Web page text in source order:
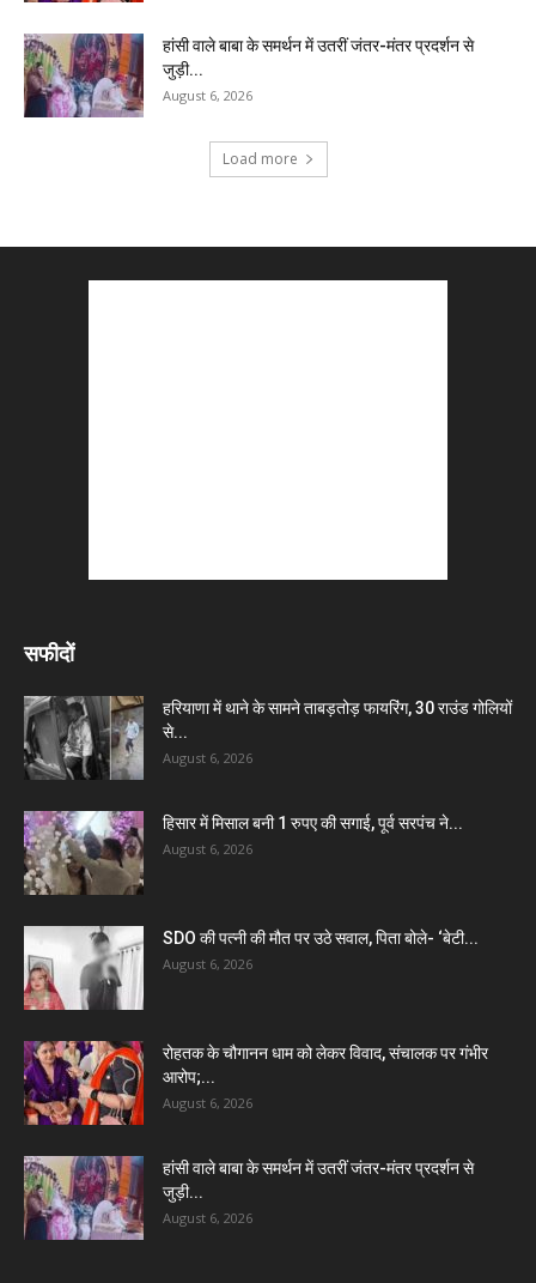
हांसी वाले बाबा के समर्थन में उतरीं जंतर-मंतर प्रदर्शन से
जुड़ी...
August 6, 2026
Load more
सफीदों
हरियाणा में थाने के सामने ताबड़तोड़ फायरिंग, 30 राउंड गोलियों
से...
August 6, 2026
हिसार में मिसाल बनी 1 रुपए की सगाई, पूर्व सरपंच ने...
August 6, 2026
SDO की पत्नी की मौत पर उठे सवाल, पिता बोले- ‘बेटी...
August 6, 2026
रोहतक के चौगानन धाम को लेकर विवाद, संचालक पर गंभीर
आरोप;...
August 6, 2026
हांसी वाले बाबा के समर्थन में उतरीं जंतर-मंतर प्रदर्शन से
जुड़ी...
August 6, 2026